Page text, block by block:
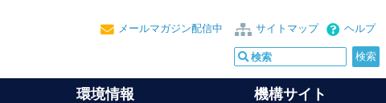
ヘルプ
サイトマップ
メールマガジン配信中
環境情報 機構サイト